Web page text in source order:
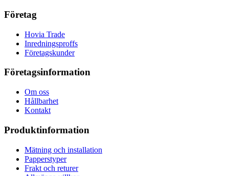
Företag
Hovia Trade
Inredningsproffs
Företagskunder
Företagsinformation
Om oss
Hållbarhet
Kontakt
Produktinformation
Mätning och installation
Papperstyper
Frakt och returer